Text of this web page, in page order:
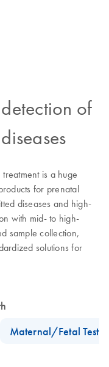
of
is a huge
for prenatal
diseases and high-
with mid- to high-
sample collection,
solutions for
Maternal/Fetal